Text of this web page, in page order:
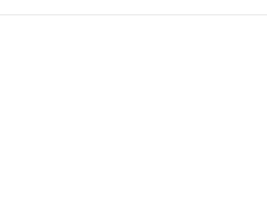
Север»